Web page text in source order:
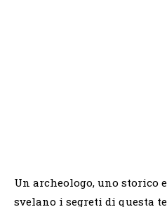
Un archeologo, uno storico
svelano i segreti di questa